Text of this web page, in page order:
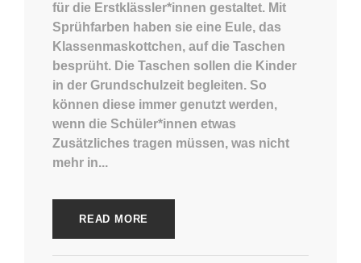
für die Erstklässler*innen gestaltet. Mit
Sprühfarben haben sie eine Eule, das
Klassenmaskottchen, auf die Taschen
besprüht. Die Taschen sollen die Kinder
in der Grundschulzeit begleiten. So
können diese immer genutzt werden,
wenn die Schüler*innen etwas
Zusätzliches tragen müssen, was nicht
mehr in...
READ MORE